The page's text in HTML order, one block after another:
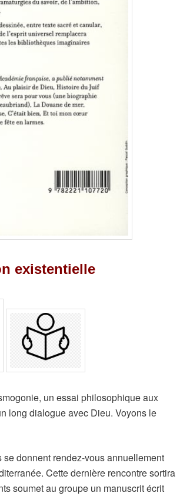
existentielle
un essai philosophique aux
long dialogue avec Dieu. Voyons le
donnent rendez-vous annuellement
Cette dernière rencontre sortira
soumet au groupe un manuscrit écrit